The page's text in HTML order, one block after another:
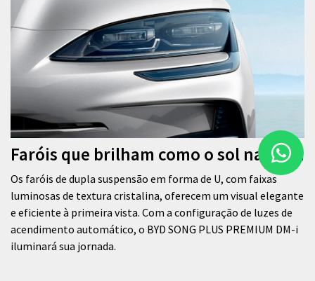
Faróis que brilham como o sol na água
Os faróis de dupla suspensão em forma de U, com faixas
luminosas de textura cristalina, oferecem um visual elegante
e eficiente à primeira vista. Com a configuração de luzes de
acendimento automático, o BYD SONG PLUS PREMIUM DM-i
iluminará sua jornada.